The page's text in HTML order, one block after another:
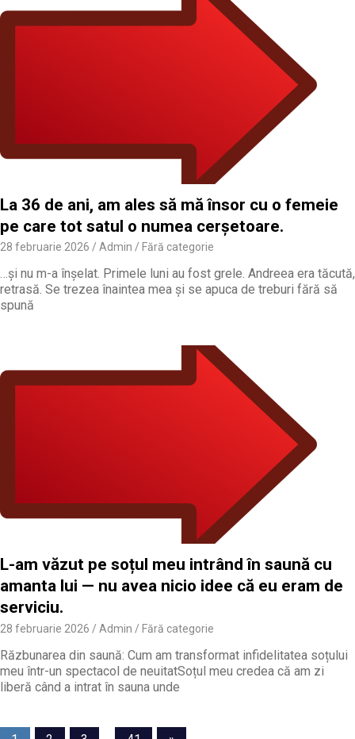
La 36 de ani, am ales să mă însor cu o femeie
pe care tot satul o numea cerșetoare.
28 februarie 2026 Admin Fără categorie
…și nu m-a înșelat. Primele luni au fost grele. Andreea era tăcută,
retrasă. Se trezea înaintea mea și se apuca de treburi fără să
spună
L-am văzut pe soțul meu intrând în saună cu
amanta lui — nu avea nicio idee că eu eram de
serviciu.
28 februarie 2026 Admin Fără categorie
Răzbunarea din saună: Cum am transformat infidelitatea soțului
meu într-un spectacol de neuitatSoțul meu credea că am zi
liberă când a intrat în sauna unde